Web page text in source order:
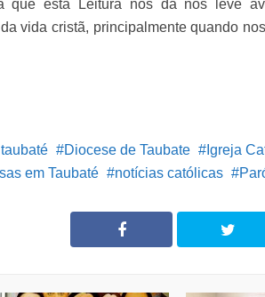
que esta Leitura nos dá nos leve
vida cristã, principalmente quando
Diocese de Taubate Igreja
em Taubaté notícias católicas